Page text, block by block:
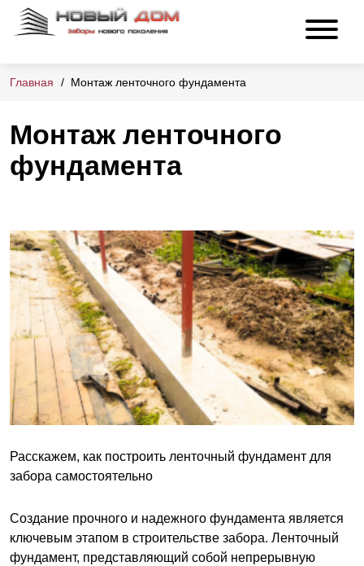
Главная Монтаж ленточного фундамента
Монтаж ленточного
фундамента
Расскажем, как построить ленточный фундамент для
забора самостоятельно
Создание прочного и надежного фундамента является
ключевым этапом в строительстве забора. Ленточный
фундамент, представляющий собой непрерывную